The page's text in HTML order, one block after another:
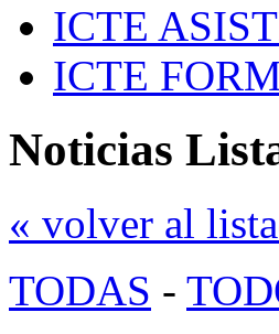
ICTE
ICTE
Noticias
« volver al
TODAS -